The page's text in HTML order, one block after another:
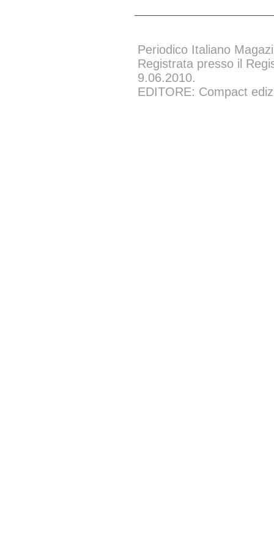
Periodico Italiano
Registrata presso il
9.06.2010.
EDITORE: Compact